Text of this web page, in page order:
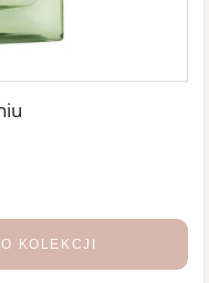
KOLEKCJI